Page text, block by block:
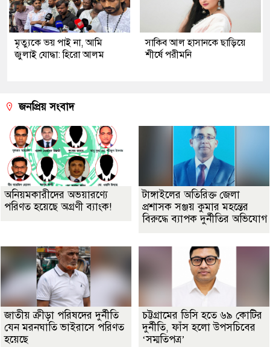
মৃত্যুকে ভয় পাই না, আমি
জুলাই যোদ্ধা: হিরো আলম
সাকিব আল হাসানকে ছাড়িয়ে
শীর্ষে পরীমনি
জনপ্রিয় সংবাদ
অনিয়মকারীদের অভয়ারণ্যে
পরিণত হয়েছে অগ্রণী ব্যাংক!
টাঙ্গাইলের অতিরিক্ত জেলা
প্রশাসক সঞ্জয় কুমার মহন্তের
বিরুদ্ধে ব্যাপক দুর্নীতির অভিযোগ
জাতীয় ক্রীড়া পরিষদের দুর্নীতি
যেন মরনঘাতি ভাইরাসে পরিণত
হয়েছে
চট্টগ্রামের ডিসি হতে ৬৯ কোটির
দুর্নীতি, ফাঁস হলো উপসচিবের
‘সম্মতিপত্র’